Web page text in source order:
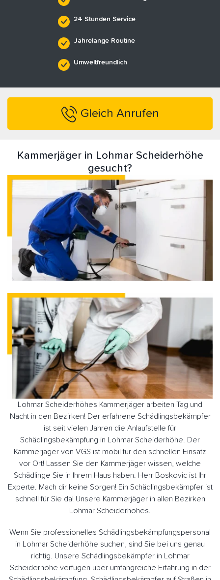
24 Stunden Service
Jahrelange Routine
Umweltfreundlich
Gleich Anrufen
Kammerjäger in Lohmar Scheiderhöhe
gesucht?
Lohmar Scheiderhöhes Kammerjäger arbeiten Tag und
Nacht in den Bezirken! Der erfahrene Schädlingsbekämpfer
ist seit vielen Jahren die Anlaufstelle für
Schädlingsbekämpfung in Lohmar Scheiderhöhe. Der
Kammerjäger von VGS ist mobil für den schnellen Einsatz
vor Ort! Lassen Sie den Kammerjäger wissen, welche
Schädlinge Sie in Ihrem Haus haben. Herr Boskovic ist Ihr
Experte. Mach dir keine Sorgen! Ein Schädlingsbekämpfer ist
schnell für Sie da! Unsere Kammerjäger in allen Bezirken
Lohmar Scheiderhöhes.
Wenn Sie professionelles Schädlingsbekämpfungspersonal
in Lohmar Scheiderhöhe suchen, sind Sie bei uns genau
richtig. Unsere Schädlingsbekämpfer in Lohmar
Scheiderhöhe verfügen über umfangreiche Erfahrung in der